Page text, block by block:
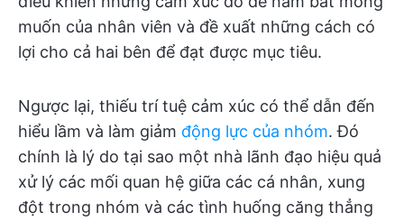
muốn của nhân viên và đề xuất những cách có
lợi cho cả hai bên để đạt được mục tiêu.
Ngược lại, thiếu trí tuệ cảm xúc có thể dẫn đến
hiểu lầm và làm giảm động lực của nhóm. Đó
chính là lý do tại sao một nhà lãnh đạo hiệu quả
xử lý các mối quan hệ giữa các cá nhân, xung
đột trong nhóm và các tình huống căng thẳng